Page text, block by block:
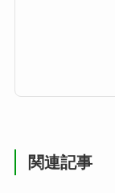
関連記事